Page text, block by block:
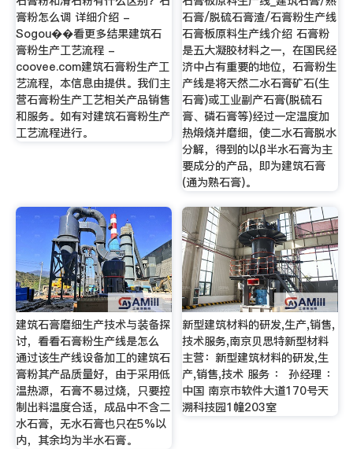
膏粉怎么调 详细介绍 -
Sogou��看更多结果建筑石
膏粉生产工艺流程 -
coovee.com建筑石膏粉生产工
艺流程，本信息由提供。我们主
营石膏粉生产工艺相关产品销售
和服务。如有对建筑石膏粉生产
工艺流程进行。
石膏/脱硫石膏渣/石膏粉生产线
石膏板原料生产线介绍 石膏粉
是五大凝胶材料之一，在国民经
济中占有重要的地位，石膏粉生
产线是将天然二水石膏矿石(生
石膏)或工业副产石膏(脱硫石
膏、磷石膏等)经过一定温度加
热煅烧并磨细，使二水石膏脱水
分解，得到的以β半水石膏为主
要成分的产品，即为建筑石膏
(通为熟石膏)。
建筑石膏磨细生产技术与装备探
讨，看看石膏粉生产线是怎么
通过该生产线设备加工的建筑石
膏粉其产品质量好，由于采用低
温热源，石膏不易过烧，只要控
制出料温度合适，成品中不含二
水石膏，无水石膏也只在5%以
内，其余均为半水石膏。
新型建筑材料的研发,生产,销售,
技术服务,南京贝思特新型材料
主营：新型建筑材料的研发,生
产,销售,技术 服务 ： 孙经理 ：
中国 南京市软件大道170号天
溯科技园1幢203室